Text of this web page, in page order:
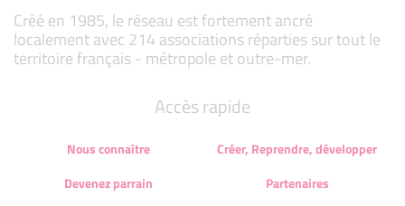
Créé en 1985, le réseau est fortement ancré
localement avec 214 associations réparties sur tout le
territoire français - métropole et outre-mer.
Accès rapide
Nous connaître
Créer, Reprendre, développer
Devenez parrain
Partenaires